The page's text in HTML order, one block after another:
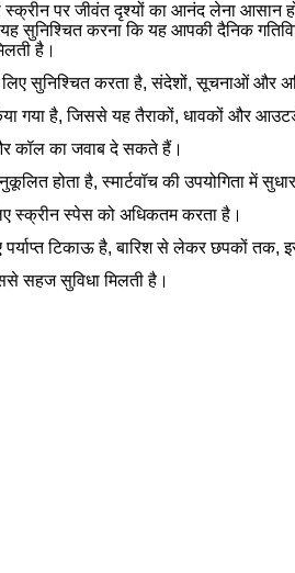
स्क्रीन पर जीवंत दृश्यों का आनंद लेना
सुनिश्चित करना कि यह आपकी दैनिक
है।
सुनिश्चित करता है, संदेशों, सूचनाओं और
गया है, जिससे यह तैराकों, धावकों और
कॉल का जवाब दे सकते हैं।
होता है, स्मार्टवॉच की उपयोगिता में
स्क्रीन स्पेस को अधिकतम करता है।
टिकाऊ है, बारिश से लेकर छपकों तक,
सहज सुविधा मिलती है।